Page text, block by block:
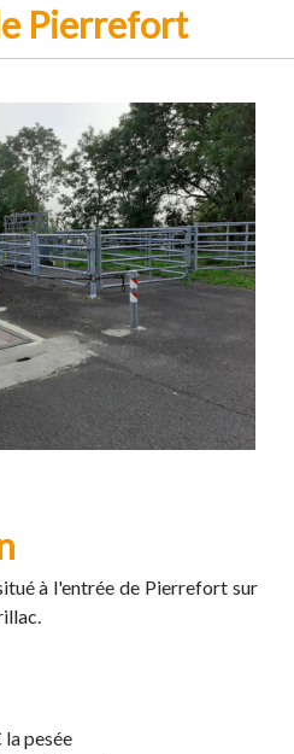
Pierrefort
à l'entrée de Pierrefort sur
la pesée